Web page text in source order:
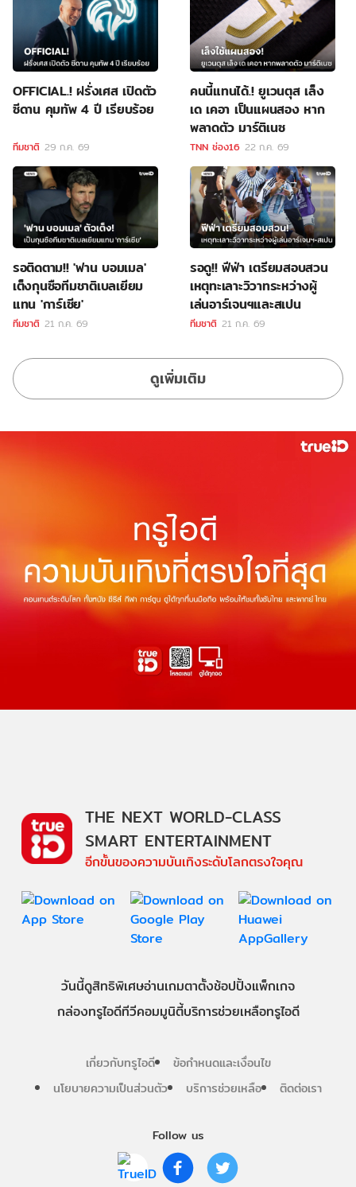
OFFICIAL.! ฝรั่งเศส เปิดตัว
ซีดาน คุมทัพ 4 ปี เรียบร้อย
ทีมชาติ 29 ก.ค. 69
คนนี้แทนได้.! ยูเวนตุส เล็ง
เด เคอา เป็นแผนสอง หาก
พลาดตัว มาร์ติเนซ
TNN ช่อง16 22 ก.ค. 69
รอติดตาม!! 'ฟาน บอมเมล'
เต็งกุนซือทีมชาติเบลเยียม
แทน 'การ์เซีย'
ทีมชาติ 21 ก.ค. 69
รอดู!! ฟีฟ่า เตรียมสอบสวน
เหตุทะเลาะวิวาทระหว่างผู้
เล่นอาร์เจนฯและสเปน
ทีมชาติ 21 ก.ค. 69
ดูเพิ่มเติม
Follow us
THE NEXT WORLD-CLASS
SMART ENTERTAINMENT
อีกขั้นของความบันเทิงระดับโลกตรงใจคุณ
วันนี้ดูสิทธิพิเศษอ่านเกมตาตั้งช้อปปิ้งแพ็กเกจ
กล่องทรูไอดีทีวีคอมมูนิตี้บริการช่วยเหลือทรูไอดี
เกี่ยวกับทรูไอดี
ข้อกำหนดและเงื่อนไข
นโยบายความเป็นส่วนตัว
บริการช่วยเหลือ ติดต่อเรา